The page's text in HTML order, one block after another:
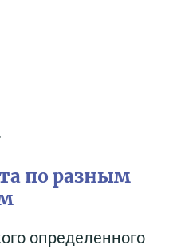
по разным
определенного